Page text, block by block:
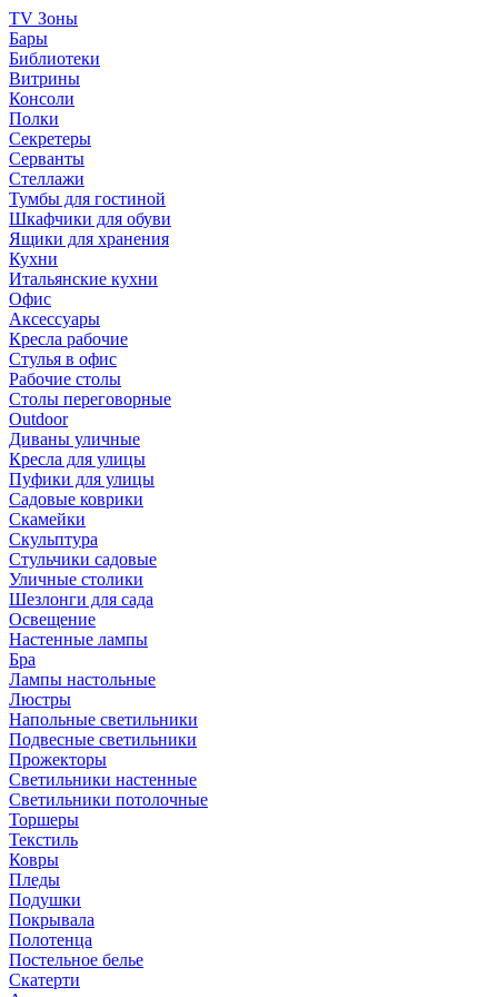
TV Зоны
Бары
Библиотеки
Витрины
Консоли
Полки
Секретеры
Серванты
Стеллажи
Тумбы для гостиной
Шкафчики для обуви
Ящики для хранения
Кухни
Итальянские кухни
Офис
Аксессуары
Кресла рабочие
Стулья в офис
Рабочие столы
Столы переговорные
Outdoor
Диваны уличные
Кресла для улицы
Пуфики для улицы
Садовые коврики
Скамейки
Скульптура
Стульчики садовые
Уличные столики
Шезлонги для сада
Освещение
Hастенные лампы
Бра
Лампы настольные
Люстры
Напольные светильники
Подвесные светильники
Прожекторы
Светильники настенные
Светильники потолочные
Торшеры
Текстиль
Ковры
Пледы
Подушки
Покрывала
Полотенца
Постельное белье
Скатерти